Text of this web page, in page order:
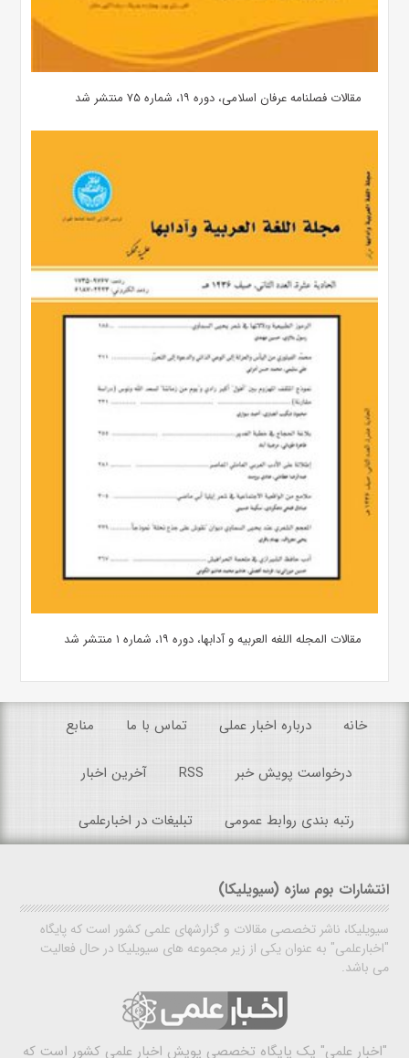
مقالات فصلنامه عرفان اسلامی، دوره ۱۹، شماره ۷۵ منتشر شد
مقالات المجله اللغه العربیه و آدابها، دوره ۱۹، شماره ۱ منتشر شد
خانه درباره اخبار عملی تماس با ما منابع
درخواست پویش خبر RSS آخرین اخبار
رتبه بندی روابط عمومی تبلیغات در اخبارعلمی
انتشارات بوم سازه (سیویلیکا)
سیویلیکا، ناشر تخصصی مقالات و گزارشهای علمی کشور است که پایگاه
"اخبارعلمی" به عنوان یکی از زیر مجموعه های سیویلیکا در حال فعالیت
می باشد.
"اخبار علمی" یک پایگاه تخصصی پویش اخبار علمی کشور است که